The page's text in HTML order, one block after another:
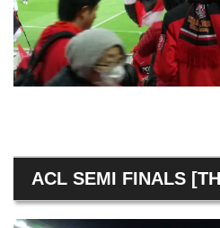
ACL SEMI FINALS